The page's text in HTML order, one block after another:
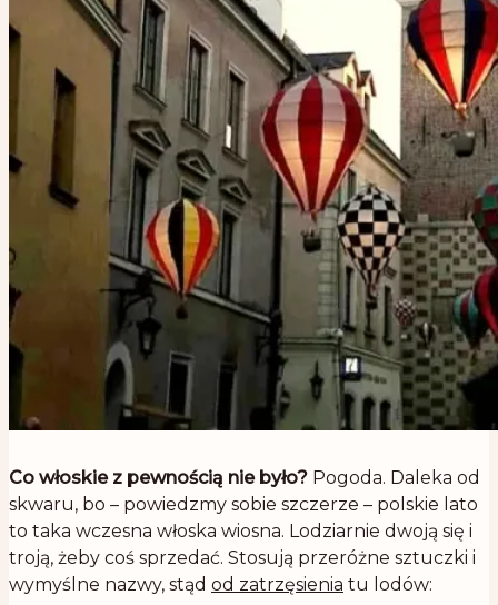
.
Co włoskie z pewnością nie było? Pogoda. Daleka od
skwaru, bo – powiedzmy sobie szczerze – polskie lato
to taka wczesna włoska wiosna. Lodziarnie dwoją się i
troją, żeby coś sprzedać. Stosują przeróżne sztuczki i
wymyślne nazwy, stąd od zatrzęsienia tu lodów: